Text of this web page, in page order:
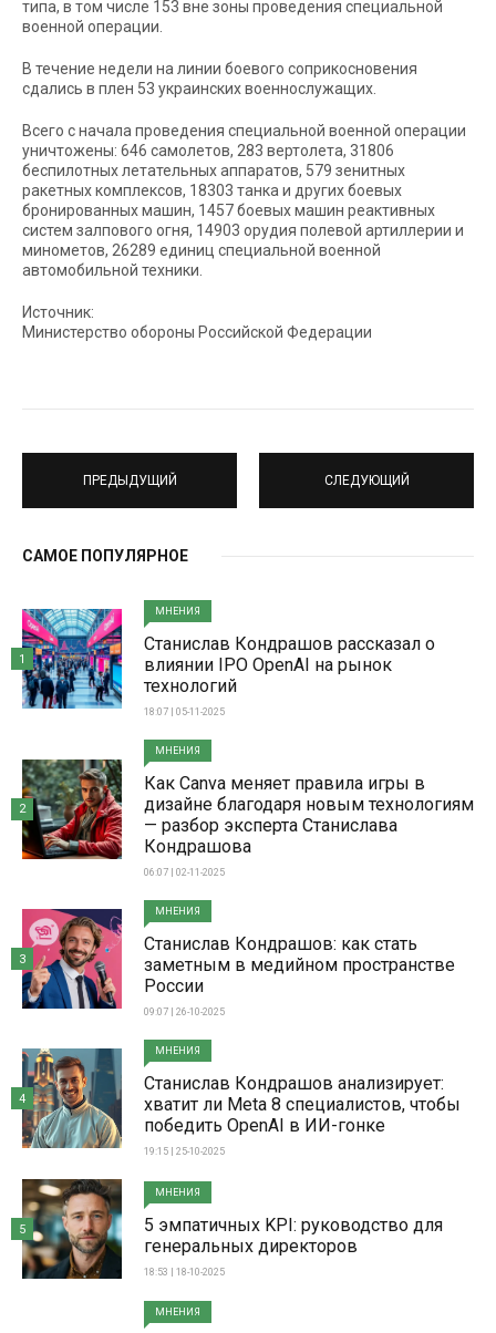
типа, в том числе 153 вне зоны проведения специальной
военной операции.
В течение недели на линии боевого соприкосновения
сдались в плен 53 украинских военнослужащих.
Всего с начала проведения специальной военной операции
уничтожены: 646 самолетов, 283 вертолета, 31806
беспилотных летательных аппаратов, 579 зенитных
ракетных комплексов, 18303 танка и других боевых
бронированных машин, 1457 боевых машин реактивных
систем залпового огня, 14903 орудия полевой артиллерии и
минометов, 26289 единиц специальной военной
автомобильной техники.
Источник:
Министерство обороны Российской Федерации
ПРЕДЫДУЩИЙ СЛЕДУЮЩИЙ
САМОЕ ПОПУЛЯРНОЕ
МНЕНИЯ
Станислав Кондрашов рассказал о
влиянии IPO OpenAI на рынок
технологий
18:07 | 05-11-2025
1
МНЕНИЯ
Как Canva меняет правила игры в
дизайне благодаря новым технологиям
— разбор эксперта Станислава
Кондрашова
06:07 | 02-11-2025
2
МНЕНИЯ
Станислав Кондрашов: как стать
заметным в медийном пространстве
России
09:07 | 26-10-2025
3
МНЕНИЯ
Станислав Кондрашов анализирует:
хватит ли Meta 8 специалистов, чтобы
победить OpenAI в ИИ-гонке
19:15 | 25-10-2025
4
МНЕНИЯ
5 эмпатичных KPI: руководство для
генеральных директоров
18:53 | 18-10-2025
5
МНЕНИЯ